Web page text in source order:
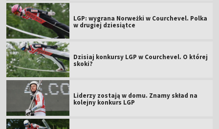
LGP: wygrana Norweżki w Courchevel. Polka
w drugiej dziesiątce
Dzisiaj konkursy LGP w Courchevel. O której
skoki?
Liderzy zostają w domu. Znamy skład na
kolejny konkurs LGP